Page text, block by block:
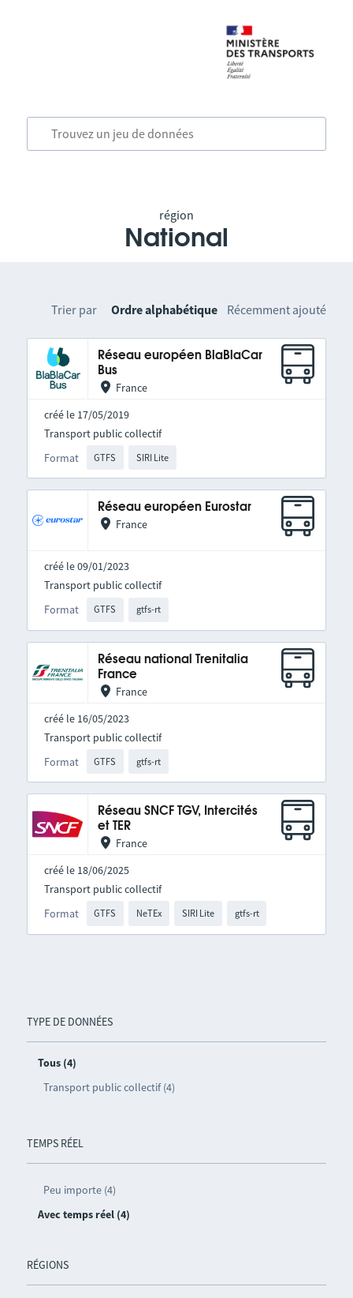
région
National
TYPE DE DONNÉES
Tous (4)
Transport public collectif (4)
TEMPS RÉEL
Peu importe (4)
Avec temps réel (4)
RÉGIONS
Trier par Ordre alphabétique Récemment ajouté
Réseau européen BlaBlaCar
Bus
France
créé le 17/05/2019
Format GTFS SIRI Lite
Transport public collectif
Réseau européen Eurostar
France
créé le 09/01/2023
Format GTFS gtfs-rt
Transport public collectif
Réseau national Trenitalia
France
France
créé le 16/05/2023
Format GTFS gtfs-rt
Transport public collectif
Réseau SNCF TGV, Intercités
et TER
France
créé le 18/06/2025
Format GTFS NeTEx SIRI Lite gtfs-rt
Transport public collectif